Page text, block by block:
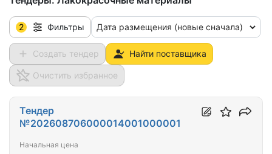
2 Фильтры Дата размещения (новые сначала)
Создать тендер Найти поставщика
Очистить избранное
Тендер
№202608706000014001000001
Начальная цена